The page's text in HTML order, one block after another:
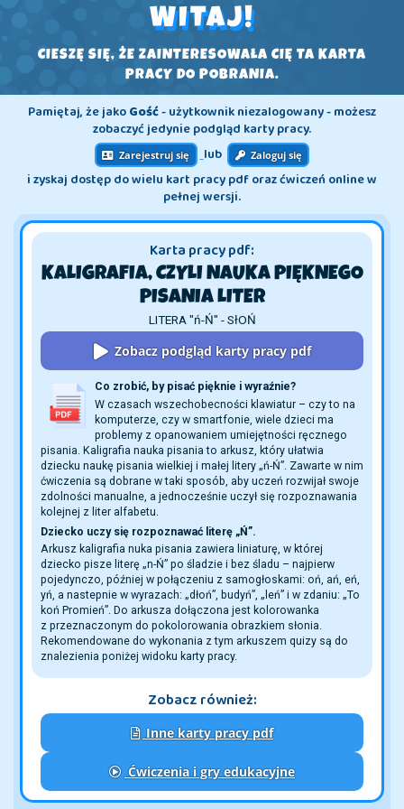
WITAJ!
CIESZĘ SIĘ, ŻE ZAINTERESOWAŁA CIĘ TA KARTA
PRACY DO POBRANIA.
Pamiętaj, że jakoGość- użytkownik niezalogowany - możesz
zobaczyć jedynie podgląd karty pracy.
Zarejestruj się lub Zaloguj się
i zyskaj dostęp do wielu kart pracy pdf oraz ćwiczeń online w
pełnej wersji.
Karta pracy pdf:
KALIGRAFIA, CZYLI NAUKA PIĘKNEGO
PISANIA LITER
LITERA "ń-Ń" - SłOŃ
Zobacz podgląd karty pracy pdf
Co zrobić, by pisać pięknie i wyraźnie?
W czasach wszechobecności klawiatur – czy to na
komputerze, czy w smartfonie, wiele dzieci ma
problemy z opanowaniem umiejętności ręcznego
pisania. Kaligrafia nauka pisania to arkusz, który ułatwia
dziecku naukę pisania wielkiej i małej litery „ń-Ń”. Zawarte w nim
ćwiczenia są dobrane w taki sposób, aby uczeń rozwijał swoje
zdolności manualne, a jednocześnie uczył się rozpoznawania
kolejnej z liter alfabetu.
Dziecko uczy się rozpoznawać literę „Ń”.
Arkusz kaligrafia nuka pisania zawiera liniaturę, w której
dziecko pisze literę „n-Ń” po śladzie i bez śladu – najpierw
pojedynczo, później w połączeniu z samogłoskami: oń, ań, eń,
yń, a nastepnie w wyrazach: „dłoń”, budyń”, „leń” i w zdaniu: „To
koń Promień”. Do arkusza dołączona jest kolorowanka
z przeznaczonym do pokolorowania obrazkiem słonia.
Rekomendowane do wykonania z tym arkuszem quizy są do
znalezienia poniżej widoku karty pracy.
Zobacz również:
Inne karty pracy pdf
Ćwiczenia i gry edukacyjne